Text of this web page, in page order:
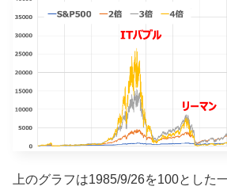
上のグラフは1985/9/26を100とした